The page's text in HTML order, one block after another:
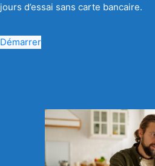
jours d’essai sans carte bancaire.
Démarrer